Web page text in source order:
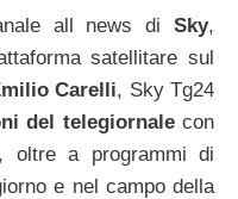
all news diSky,
satellitare sul
Carelli, Sky Tg24
del telegiornalecon
oltre a programmi di
e nel campo della